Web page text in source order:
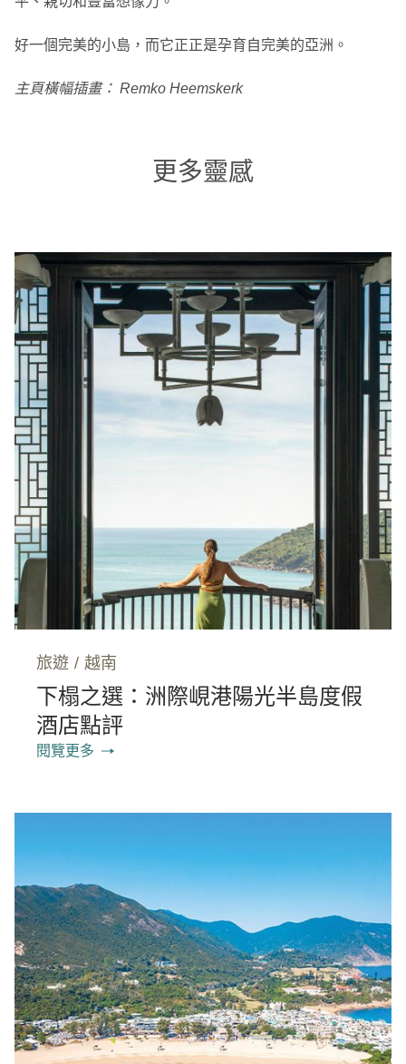
好一個完美的小島，而它正正是孕育自完美的亞洲。
主頁橫幅插畫： Remko Heemskerk
更多靈感
旅遊 / 越南
下榻之選：洲際峴港陽光半島度假
酒店點評
閱覽更多